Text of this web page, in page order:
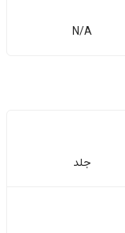
N/A
جلد